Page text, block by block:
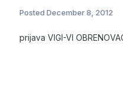
Posted December 8, 2012
prijava VIGI-VI